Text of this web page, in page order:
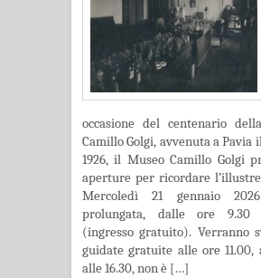
occasione del centenario
Camillo Golgi, avvenuta a Pavia
1926, il Museo Camillo Golgi
aperture per ricordare
Mercoledì 21 gennaio
prolungata, dalle ore 9.30
(ingresso gratuito). Verranno
guidate gratuite alle ore 11.00,
alle 16.30, non è […]